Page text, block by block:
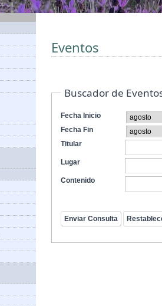
Eventos
Buscador de
Fecha Inicio
Fecha Fin
Titular
Lugar
Contenido